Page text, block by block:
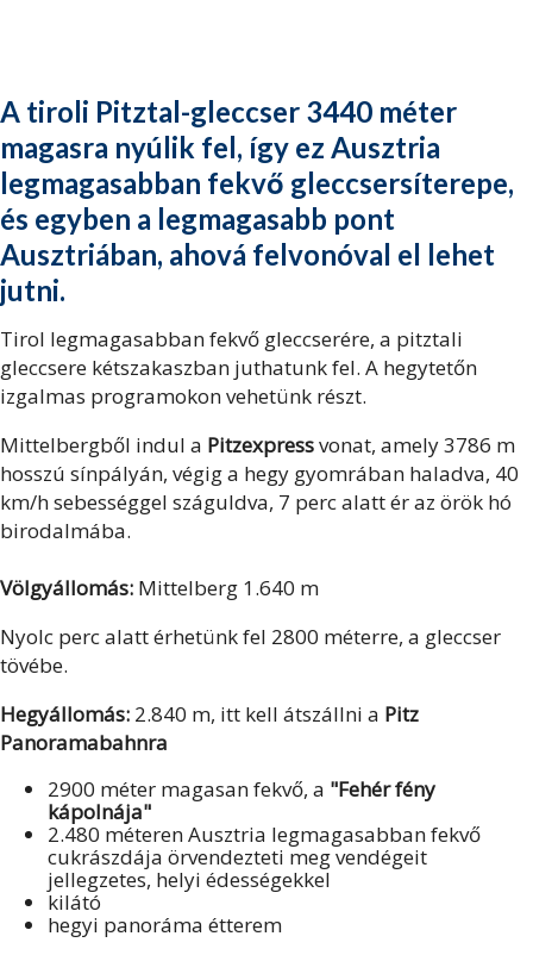
A tiroli Pitztal-gleccser 3440 méter
magasra nyúlik fel, így ez Ausztria
legmagasabban fekvő gleccsersíterepe,
és egyben a legmagasabb pont
Ausztriában, ahová felvonóval el lehet
jutni.
Tirol legmagasabban fekvő gleccserére, a pitztali
gleccsere kétszakaszban juthatunk fel. A hegytetőn
izgalmas programokon vehetünk részt.
Mittelbergből indul a Pitzexpressvonat, amely 3786 m
hosszú sínpályán, végig a hegy gyomrában haladva, 40
km/h sebességgel száguldva, 7 perc alatt ér az örök hó
birodalmába.
Völgyállomás: Mittelberg 1.640 m
Nyolc perc alatt érhetünk fel 2800 méterre, a gleccser
tövébe.
Hegyállomás: 2.840 m, itt kell átszállni a Pitz
Panoramabahnra
2900 méter magasan fekvő, a "Fehér fény
kápolnája"
2.480 méteren Ausztria legmagasabban fekvő
cukrászdája örvendezteti meg vendégeit
jellegzetes, helyi édességekkel
kilátó
hegyi panoráma étterem